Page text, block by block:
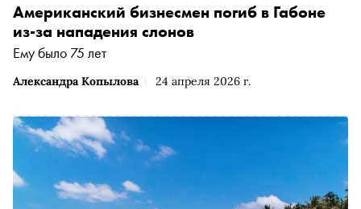
Александра Копылова 24 апреля 2026 г.
Американский бизнесмен погиб в Габоне
из-за нападения слонов
Ему было 75 лет